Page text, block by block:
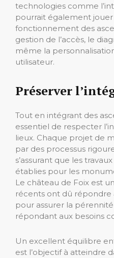
technologies comme
pourrait également
fonctionnement des
gestion de l’accès, le
même la
utilisateur.
Préserver
Tout en intégrant des
essentiel de respecter
lieux. Chaque projet de
par des processus
s’assurant que les
établies pour les
Le château de Foix est
récents ont dû répondre
pour assurer la
répondant aux besoins
Un excellent équilibre
est l’objectif à atteindre